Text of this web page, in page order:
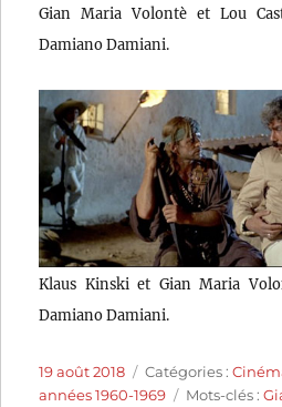
Gian Maria Volontè et Lou
Damiano Damiani.
Klaus Kinski et Gian Maria
Damiano Damiani.
Publié
le
19 août 2018 Catégories
Catégories :
années 1960-1969
Étiquettes
Mots-clés :